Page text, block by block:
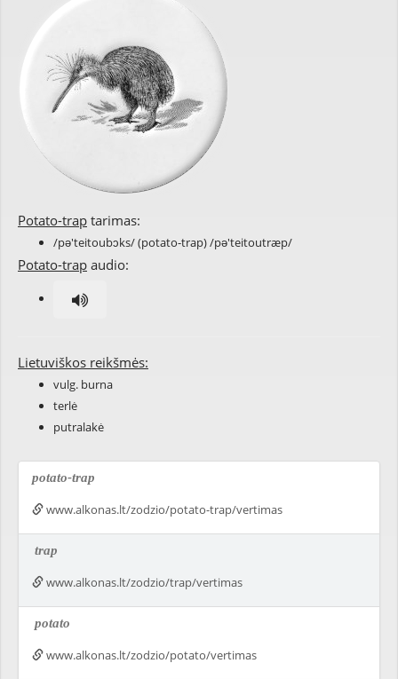
Potato-trap tarimas:
/pə'teitoubɔks/ (potato-trap) /pə'teitoutræp/
Potato-trap audio:
Lietuviškos reikšmės:
vulg. burna
terlė
putralakė
potato-trap
www.alkonas.lt/zodzio/potato-trap/vertimas
trap
www.alkonas.lt/zodzio/trap/vertimas
potato
www.alkonas.lt/zodzio/potato/vertimas